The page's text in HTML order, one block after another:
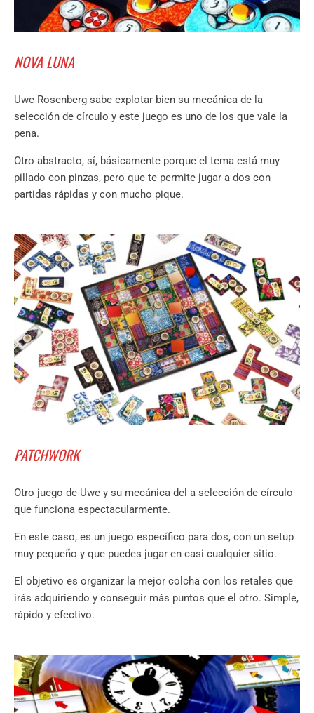
NOVA LUNA
Uwe Rosenberg sabe explotar bien su mecánica de la
selección de círculo y este juego es uno de los que vale la
pena.
Otro abstracto, sí, básicamente porque el tema está muy
pillado con pinzas, pero que te permite jugar a dos con
partidas rápidas y con mucho pique.
PATCHWORK
Otro juego de Uwe y su mecánica del a selección de círculo
que funciona espectacularmente.
En este caso, es un juego específico para dos, con un setup
muy pequeño y que puedes jugar en casi cualquier sitio.
El objetivo es organizar la mejor colcha con los retales que
irás adquiriendo y conseguir más puntos que el otro. Simple,
rápido y efectivo.